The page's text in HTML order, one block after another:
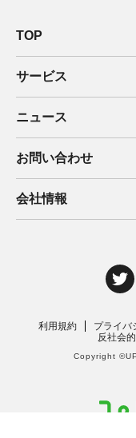
TOP
サービス
ご家庭向け電力サ
法人向け脱炭素サ
住宅用太陽光売電
ニュース
2025年
2024年
2019年
お問い合わせ
ご家庭向け電力サ
法人向け脱炭素サ
電気工事のお申込み
会社情報
利用規約 プライバ
反社会
Copyright